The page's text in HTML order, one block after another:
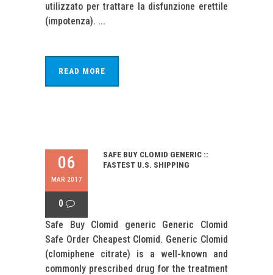
utilizzato per trattare la disfunzione erettile
(impotenza). ...
READ MORE
06
MAR 2017
0
SAFE BUY CLOMID GENERIC ::
FASTEST U.S. SHIPPING
Safe Buy Clomid generic Generic Clomid
Safe Order Cheapest Clomid. Generic Clomid
(clomiphene citrate) is a well-known and
commonly prescribed drug for the treatment